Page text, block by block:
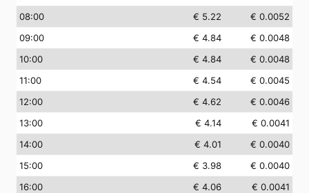
08:00 € 5.22
€ 0.0052
09:00 € 4.84
€ 0.0048
10:00 € 4.84
€ 0.0048
11:00 € 4.54
€ 0.0045
12:00 € 4.62
€ 0.0046
13:00 € 4.14
€ 0.0041
14:00 € 4.01
€ 0.0040
15:00 € 3.98
€ 0.0040
16:00 € 4.06
€ 0.0041